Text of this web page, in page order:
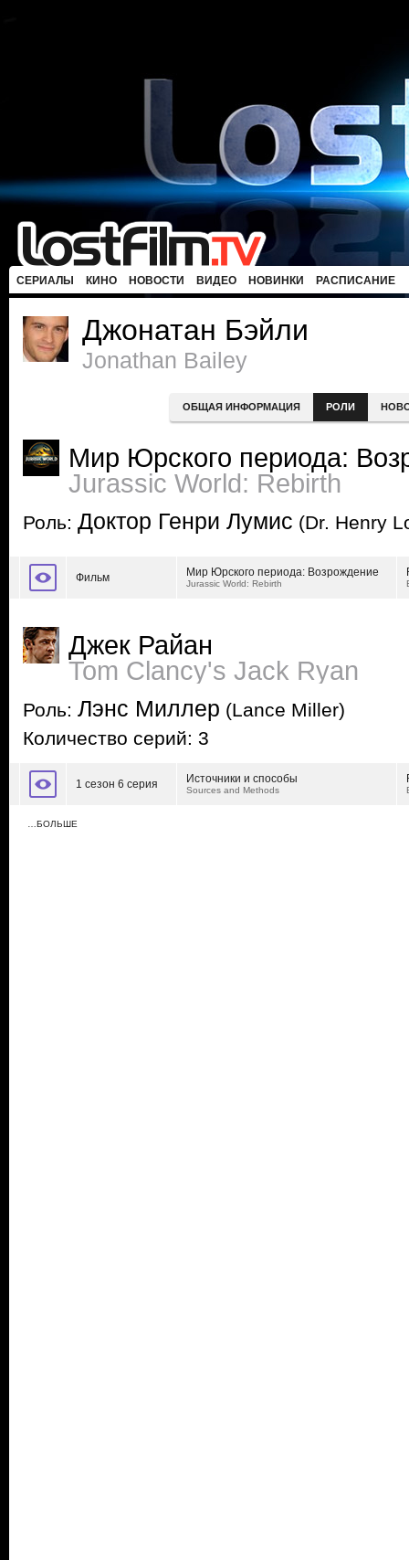
СЕРИАЛЫ КИНО НОВОСТИ ВИДЕО НОВИНКИ РАСПИСАНИЕ
Джонатан Бэйли
Jonathan Bailey
ОБЩАЯ ИНФОРМАЦИЯ РОЛИ
Мир Юрского периода:
Jurassic World: Rebirth
Роль: Доктор Генри Лумис (Dr. Henry
Фильм Мир Юрского периода: Возрождение
Jurassic World: Rebirth
Джек Райан
Tom Clancy's Jack Ryan
Роль: Лэнс Миллер (Lance Miller)
Количество серий: 3
1 сезон 6 серия Источники и способы
Sources and Methods
…БОЛЬШЕ